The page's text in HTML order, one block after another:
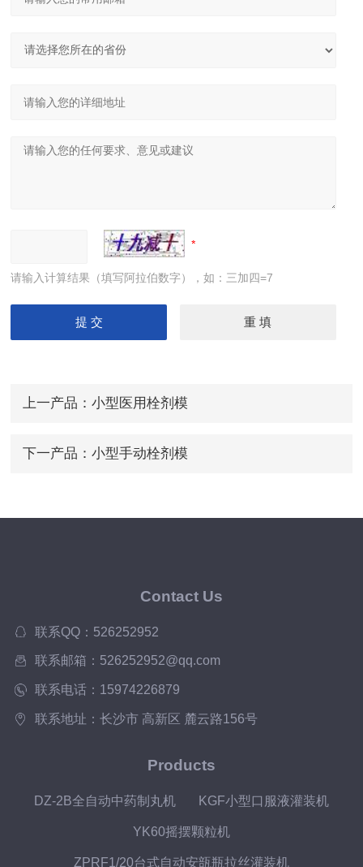
请输入计算结果（填写阿拉伯数字），如：三加四=7
上一产品： 小型医用栓剂模
下一产品： 小型手动栓剂模
Contact Us
联系QQ：526252952
联系邮箱：526252952@qq.com
联系电话：15974226879
联系地址：长沙市 高新区 麓云路156号
Products
DZ-2B全自动中药制丸机 KGF小型口服液灌装机
YK60摇摆颗粒机
ZPRF1/20台式自动安瓿瓶拉丝灌装机